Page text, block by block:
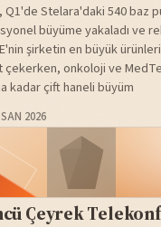
Stelara'daki 540 baz
büyüme yakaladı ve
şirketin en büyük
onkoloji ve
kadar çift haneli büyüm
2026
Çeyrek